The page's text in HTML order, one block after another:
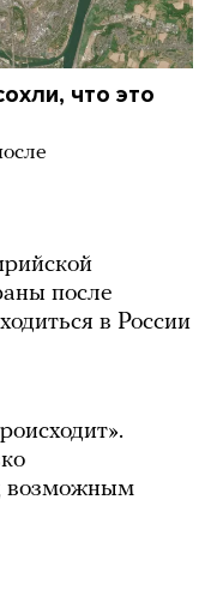
что это
после
в России
возможным